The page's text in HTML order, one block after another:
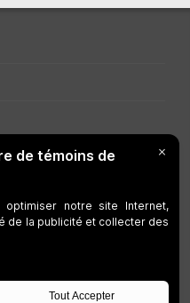
Accessibilité Web